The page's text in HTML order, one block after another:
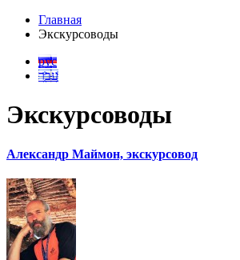
Главная
Экскурсоводы
рус
עבר
Экскурсоводы
Александр Маймон, экскурсовод